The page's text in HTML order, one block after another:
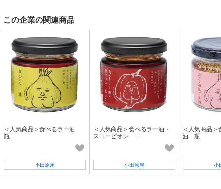
この企業の関連商品
＜人気商品＞食べるラー油
瓶
小田原屋
＜人気商品＞食べるラー油・
スコーピオン ...
小田原屋
＜人気商品＞
油 瓶
小